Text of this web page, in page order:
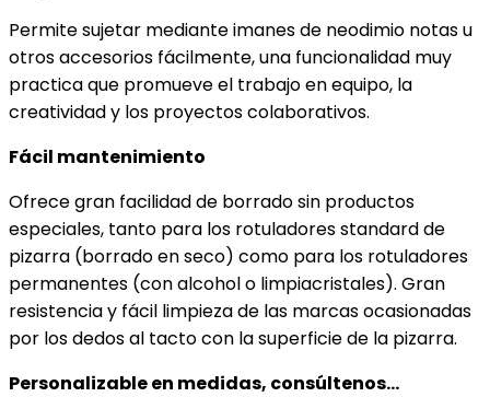
Permite sujetar mediante imanes de neodimio notas u
otros accesorios fácilmente, una funcionalidad muy
practica que promueve el trabajo en equipo, la
creatividad y los proyectos colaborativos.
Fácil mantenimiento
Ofrece gran facilidad de borrado sin productos
especiales, tanto para los rotuladores standard de
pizarra (borrado en seco) como para los rotuladores
permanentes (con alcohol o limpiacristales). Gran
resistencia y fácil limpieza de las marcas ocasionadas
por los dedos al tacto con la superficie de la pizarra.
Personalizable en medidas, consúltenos…